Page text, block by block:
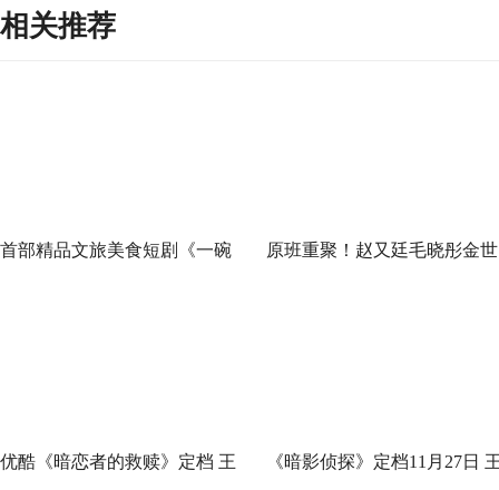
相关推荐
首部精品文旅美食短剧《一碗 原班重聚！赵又廷毛晓彤金世
优酷《暗恋者的救赎》定档 王 《暗影侦探》定档11月27日